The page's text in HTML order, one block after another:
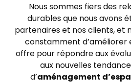
Nous sommes fiers des
durables que nous avons
partenaires et nos clients, et
constamment d’améliorer
offre pour répondre aux
aux nouvelles
d’aménagement